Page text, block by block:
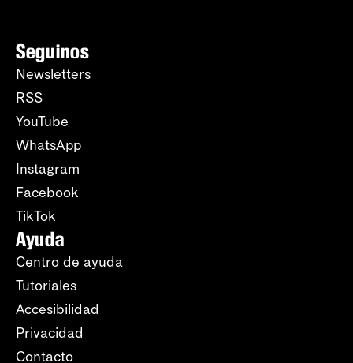
Seguinos
Newsletters
RSS
YouTube
WhatsApp
Instagram
Facebook
TikTok
Ayuda
Centro de ayuda
Tutoriales
Accesibilidad
Privacidad
Contacto